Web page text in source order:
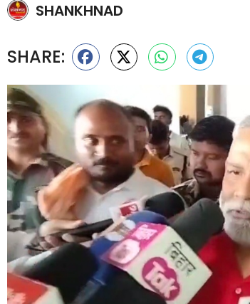
SHANKHNAD
SHARE: